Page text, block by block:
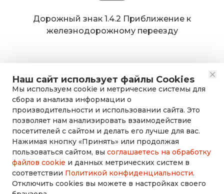
Наш сайт использует файлы Cookies
Мы используем cookie и метрические системы для
сбора и анализа информации о
производительности и использовании сайта. Это
позволяет нам анализировать взаимодействие
посетителей с сайтом и делать его лучше для вас.
Нажимая кнопку «Принять» или продолжая
пользоваться сайтом, вы соглашаетесь на обработку
файлов cookie и данных метрических систем в
соответствии Политикой конфиденциальности.
Отключить cookies вы можете в настройках своего
Дорожный знак 1.4.2 Приближение к
железнодорожному переезду
rusdorznak@mail.ru
+7 (8452) 53-70-71